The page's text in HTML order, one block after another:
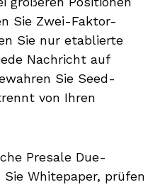
Sie Zwei-Faktor-
Sie nur etablierte
Nachricht auf
Sie Seed-
von Ihren
Presale Due-
Whitepaper, prüfen